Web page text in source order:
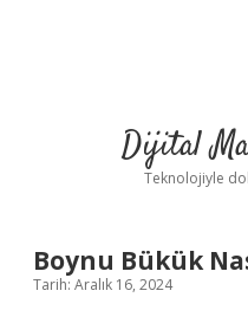
Dijital
Teknolojiyle
Boynu Bükük
Tarih: Aralık 16, 2024